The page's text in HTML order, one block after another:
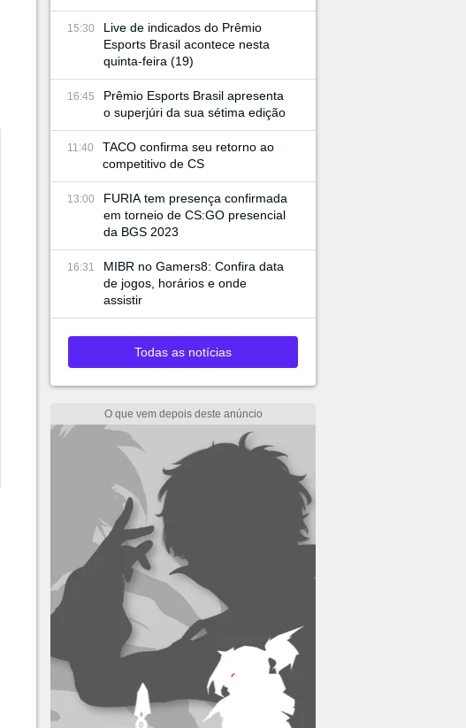
15:30
Live de indicados do Prêmio
Esports Brasil acontece nesta
quinta-feira (19)
16:45
Prêmio Esports Brasil apresenta
o superjúri da sua sétima edição
11:40
TACO confirma seu retorno ao
competitivo de CS
13:00
FURIA tem presença confirmada
em torneio de CS:GO presencial
da BGS 2023
16:31
MIBR no Gamers8: Confira data
de jogos, horários e onde
assistir
Todas as notícias